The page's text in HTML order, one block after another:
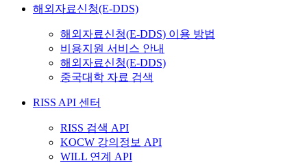
해외자료신청(E-DDS)
해외자료신청(E-DDS) 이용 방법
비용지원 서비스 안내
해외자료신청(E-DDS)
중국대학 자료 검색
RISS API 센터
RISS 검색 API
KOCW 강의정보 API
WILL 연계 API